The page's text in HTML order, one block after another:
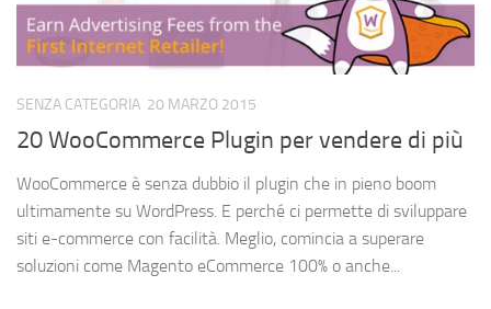
SENZA CATEGORIA 20 MARZO 2015
20 WooCommerce Plugin per vendere di più
WooCommerce è senza dubbio il plugin che in pieno boom
ultimamente su WordPress. E perché ci permette di sviluppare
siti e-commerce con facilità. Meglio, comincia a superare
soluzioni come Magento eCommerce 100% o anche...